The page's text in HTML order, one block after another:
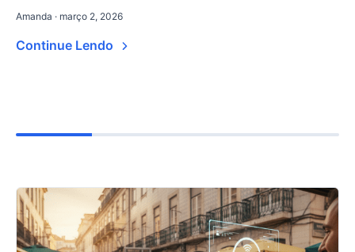
Amanda · março 2, 2026
Continue Lendo